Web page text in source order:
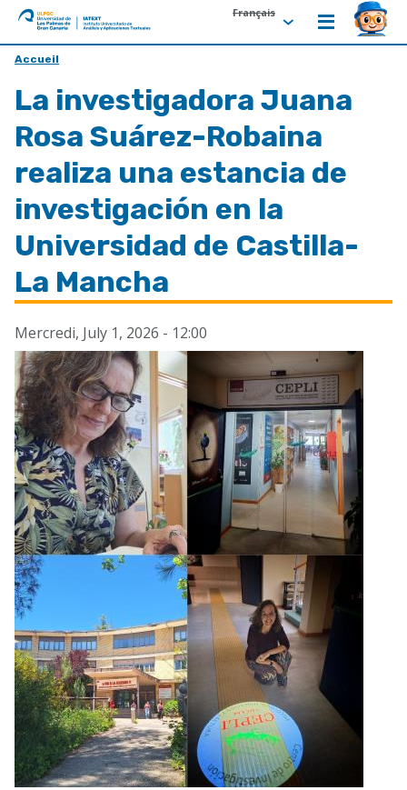
ULPGC
Ir
inicio
de
IATEXT
Français
Accueil
La investigadora Juana
Rosa Suárez-Robaina
realiza una estancia de
investigación en la
Universidad de Castilla-
La Mancha
Mercredi, July 1, 2026 - 12:00